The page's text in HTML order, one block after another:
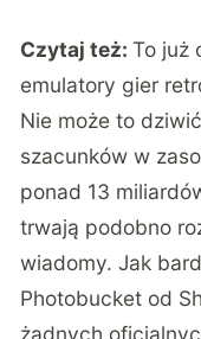
Czytaj też:To już
emulatory gier
Nie może to
szacunków w
ponad 13
trwają podobno
wiadomy. Jak
Photobucket od
żadnych